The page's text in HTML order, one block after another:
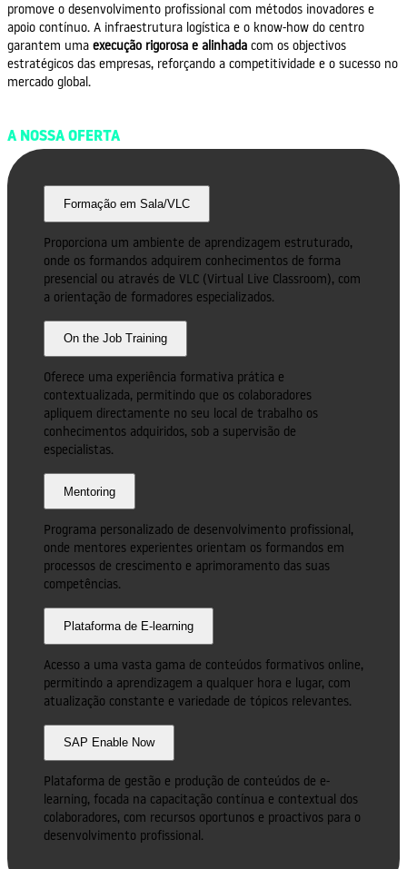
promove o desenvolvimento profissional com métodos inovadores e
apoio contínuo. A infraestrutura logística e o know-how do centro
garantem uma execução rigorosa e alinhada com os objectivos
estratégicos das empresas, reforçando a competitividade e o sucesso no
mercado global.
A NOSSA OFERTA
Formação em Sala/VLC
Proporciona um ambiente de aprendizagem estruturado,
onde os formandos adquirem conhecimentos de forma
presencial ou através de VLC (Virtual Live Classroom), com
a orientação de formadores especializados.
On the Job Training
Oferece uma experiência formativa prática e
contextualizada, permitindo que os colaboradores
apliquem directamente no seu local de trabalho os
conhecimentos adquiridos, sob a supervisão de
especialistas.
Mentoring
Programa personalizado de desenvolvimento profissional,
onde mentores experientes orientam os formandos em
processos de crescimento e aprimoramento das suas
competências.
Plataforma de E-learning
Acesso a uma vasta gama de conteúdos formativos online,
permitindo a aprendizagem a qualquer hora e lugar, com
atualização constante e variedade de tópicos relevantes.
SAP Enable Now
Plataforma de gestão e produção de conteúdos de e-
learning, focada na capacitação contínua e contextual dos
colaboradores, com recursos oportunos e proactivos para o
desenvolvimento profissional.